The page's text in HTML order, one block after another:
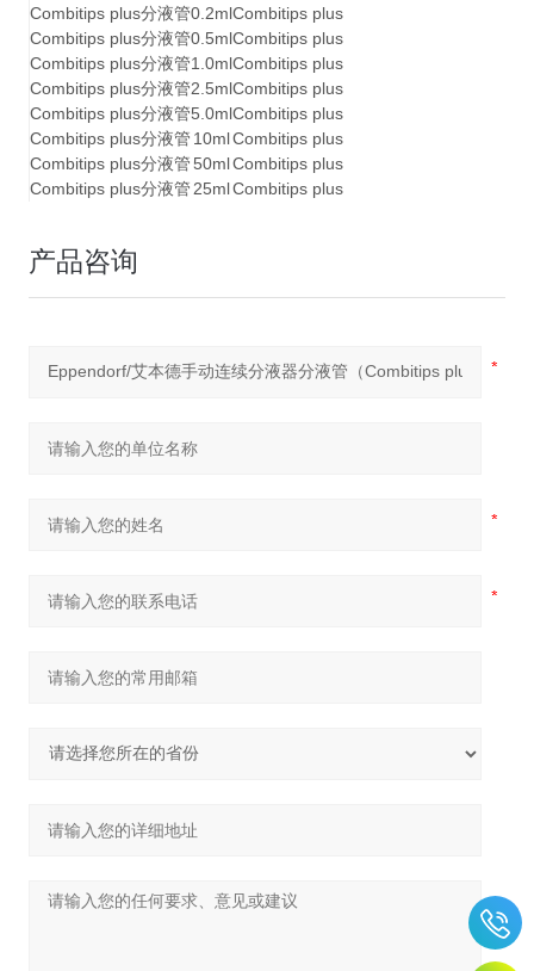
Combitips plus分液管0.2mlCombitips plus
Combitips plus分液管0.5mlCombitips plus
Combitips plus分液管1.0mlCombitips plus
Combitips plus分液管2.5mlCombitips plus
Combitips plus分液管5.0mlCombitips plus
Combitips plus分液管 10mlCombitips plus
Combitips plus分液管50mlCombitips plus
Combitips plus分液管25mlCombitips plus
产品咨询